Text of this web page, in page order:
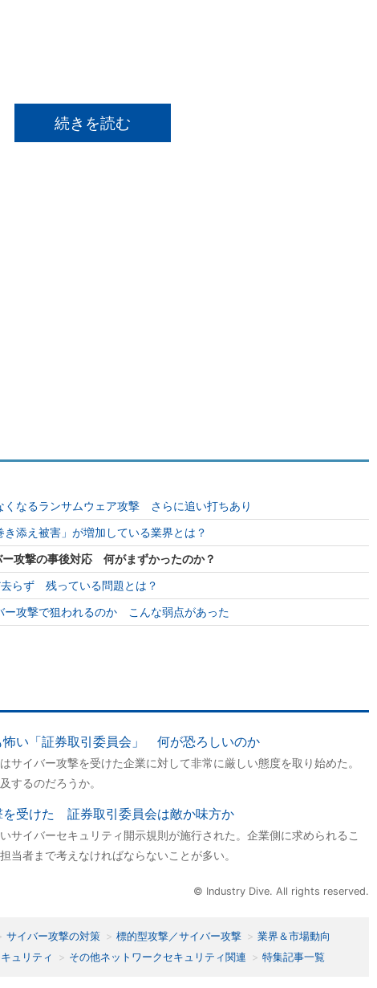
続きを読む
くなるランサムウェア攻撃 さらに追い打ちあり
添え被害」が増加している業界とは？
攻撃の事後対応 何がまずかったのか？
らず 残っている問題とは？
ー攻撃で狙われるのか こんな弱点があった
怖い「証券取引委員会」 何が恐ろしいのか
サイバー攻撃を受けた企業に対して非常に厳しい態度を取り始めた。
するのだろうか。
を受けた 証券取引委員会は敵か味方か
サイバーセキュリティ開示規則が施行された。企業側に求められるこ
当者まで考えなければならないことが多い。
© Industry Dive. All rights reserved.
サイバー攻撃の対策 標的型攻撃／サイバー攻撃
業界＆市場動向
ュリティ その他ネットワークセキュリティ関連 特集記事一覧